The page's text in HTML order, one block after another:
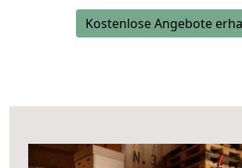
Kostenlose Angebote